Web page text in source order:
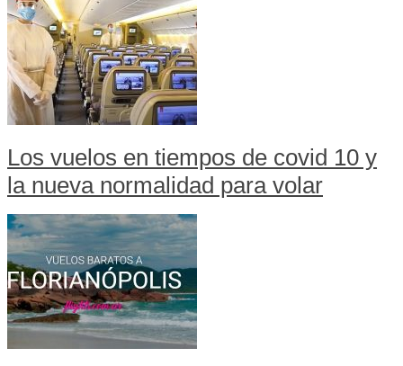
Los vuelos en tiempos de covid 10 y
la nueva normalidad para volar